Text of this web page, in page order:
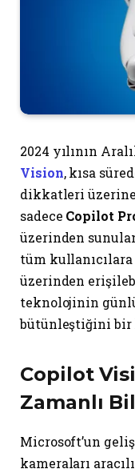
2024 yılının
Vision, kısa
dikkatleri üzerine
sadece Copilot
üzerinden
tüm kullanıcılara
üzerinden
teknolojinin
bütünleştiğini bir
Copilot
Zamanlı
Microsoft’un
kameraları